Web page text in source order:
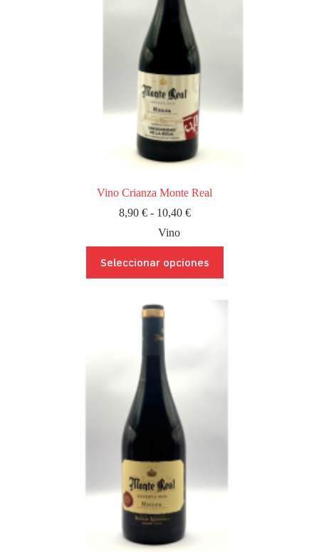
Vino Crianza Monte Real
8,90 € - 10,40 €Rango
desde
8,90 €
hasta
Vino
Seleccionar opciones
producto
tiene
variantes.
Las
opciones
se
pueden
elegir
en
página
producto